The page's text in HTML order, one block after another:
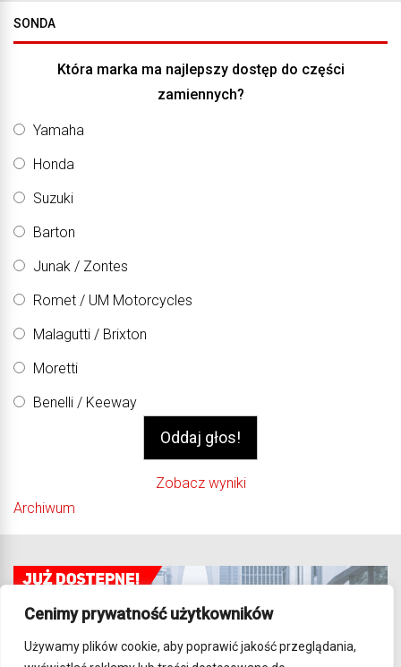
Cenimy prywatność użytkowników
Używamy plików cookie, aby poprawić jakość przeglądania,
SONDA
Która marka ma najlepszy dostęp do części
zamiennych?
Yamaha
Honda
Suzuki
Barton
Junak / Zontes
Romet / UM Motorcycles
Malagutti / Brixton
Moretti
Benelli / Keeway
Zobacz wyniki
Archiwum